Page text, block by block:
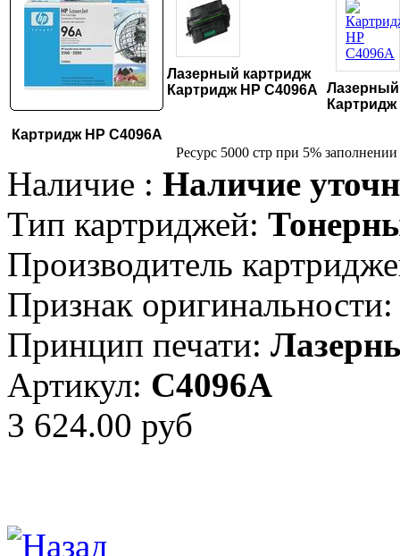
Картридж HP C4096A
Лазерный картридж
Картридж HP C4096A
Картридж
Ресурс 5000 стр при 5% заполнении
Наличие : Наличие
Тип картриджей:
Производитель
Признак оригинальности:
Принцип печати:
Артикул: C4096A
3 624.00 руб